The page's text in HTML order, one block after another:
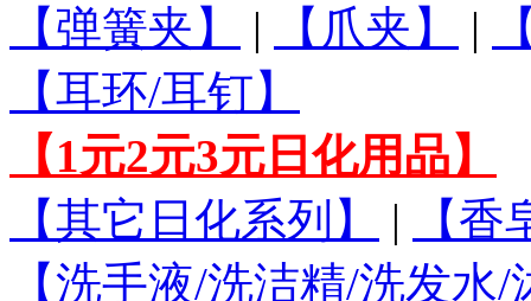
【弹簧夹】
| 【爪夹】 |
【耳环/耳钉】
【1元2元3元日化用品】
【其它日化系列】
|
【
【洗手液/洗洁精/洗发水